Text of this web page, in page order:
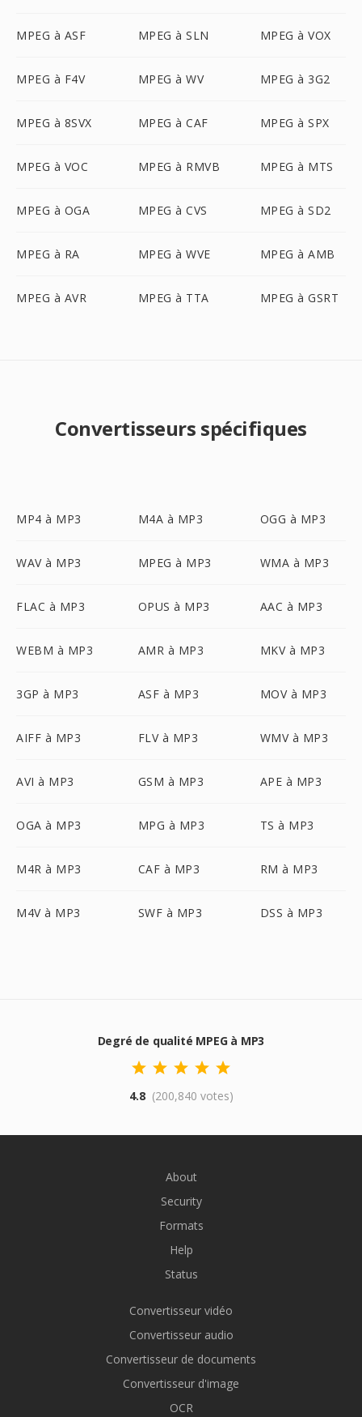
MPEG à ASF MPEG à SLN MPEG à VOX
MPEG à F4V MPEG à WV MPEG à 3G2
MPEG à 8SVX MPEG à CAF MPEG à SPX
MPEG à VOC MPEG à RMVB MPEG à MTS
MPEG à OGA MPEG à CVS MPEG à SD2
MPEG à RA MPEG à WVE MPEG à AMB
MPEG à AVR MPEG à TTA MPEG à GSRT
Convertisseurs spécifiques
MP4 à MP3 M4A à MP3 OGG à MP3
WAV à MP3 MPEG à MP3 WMA à MP3
FLAC à MP3 OPUS à MP3 AAC à MP3
WEBM à MP3 AMR à MP3 MKV à MP3
3GP à MP3 ASF à MP3 MOV à MP3
AIFF à MP3 FLV à MP3 WMV à MP3
AVI à MP3 GSM à MP3 APE à MP3
OGA à MP3 MPG à MP3 TS à MP3
M4R à MP3 CAF à MP3 RM à MP3
M4V à MP3 SWF à MP3 DSS à MP3
Degré de qualité MPEG à MP3
4.8 (200,840 votes)
About
Security
Formats
Help
Status
Convertisseur vidéo
Convertisseur audio
Convertisseur de documents
Convertisseur d'image
OCR